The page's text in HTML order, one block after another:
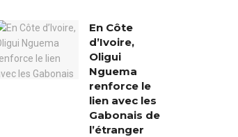
En Côte
d’Ivoire,
Oligui
Nguema
renforce le
lien avec les
Gabonais de
l’étranger